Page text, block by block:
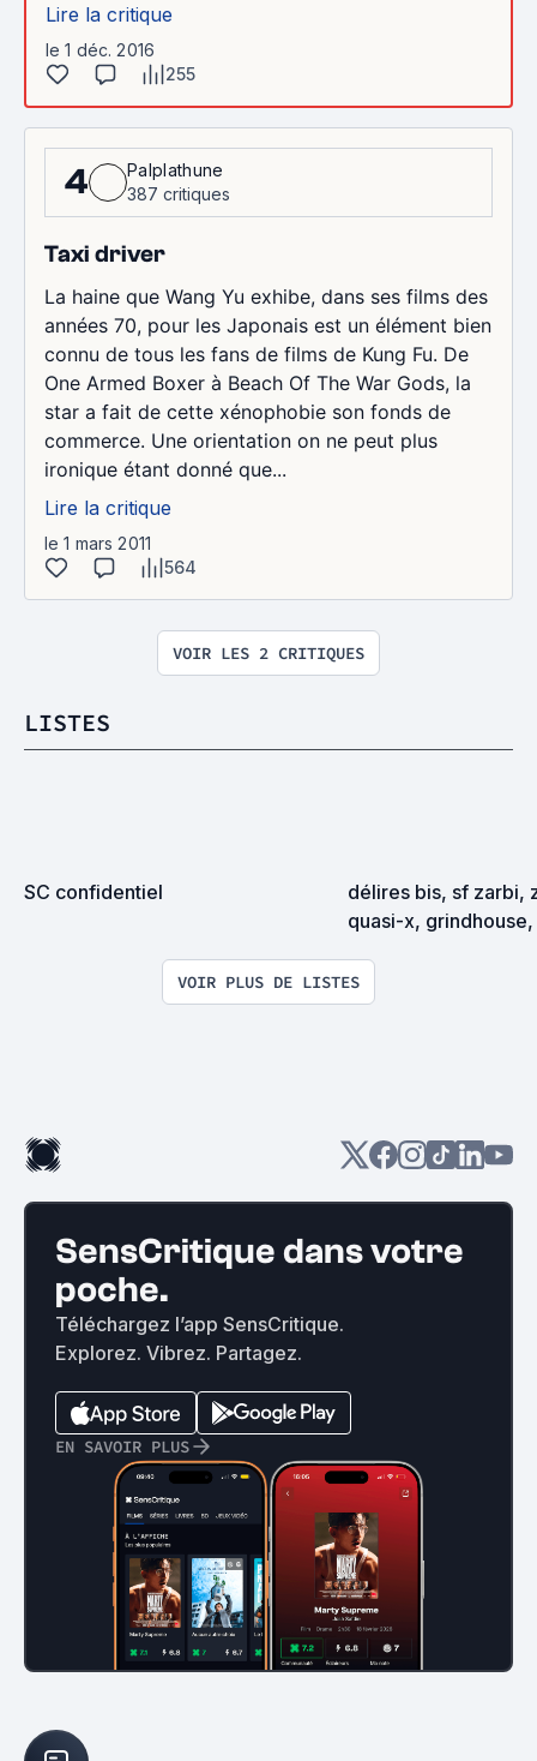
Lire la critique
le 1 déc. 2016
255
4
Palplathune
387 critiques
Taxi driver
La haine que Wang Yu exhibe, dans ses films des
années 70, pour les Japonais est un élément bien
connu de tous les fans de films de Kung Fu. De
One Armed Boxer à Beach Of The War Gods, la
star a fait de cette xénophobie son fonds de
commerce. Une orientation on ne peut plus
ironique étant donné que...
Lire la critique
le 1 mars 2011
564
VOIR LES 2 CRITIQUES
LISTES
SC confidentiel
délires bis, sf zarbi,
quasi-x,
VOIR PLUS DE LISTES
SensCritique dans votre
poche.
Téléchargez l’app SensCritique.
Explorez. Vibrez. Partagez.
EN SAVOIR PLUS